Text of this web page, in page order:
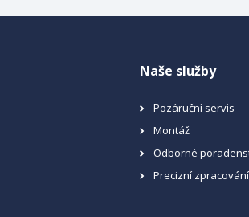
Naše služby
Pozáruční servis
Montáž
Odborné
Precizní zpracování